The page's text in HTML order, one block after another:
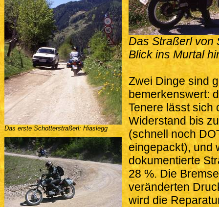
Das erste Schotterstraßerl: Hiaslegg
Das Straßerl von
Blick ins Murtal
Zwei Dinge sind
bemerkenswert:
Tenere lässt sich
Widerstand bis
(schnell noch
eingepackt), und
dokumentierte
28 %. Die
veränderten
wird die